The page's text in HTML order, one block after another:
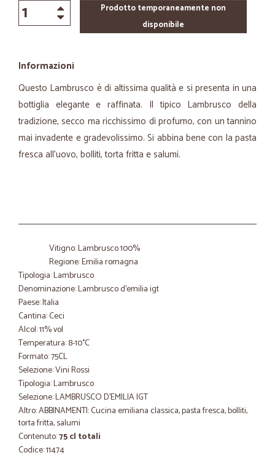
Prodotto temporaneamente non
disponibile
Informazioni
Questo Lambrusco è di altissima qualità e si presenta in una
bottiglia elegante e raffinata. Il tipico Lambrusco della
tradizione, secco ma ricchissimo di profumo, con un tannino
mai invadente e gradevolissimo. Si abbina bene con la pasta
fresca all’uovo, bolliti, torta fritta e salumi.
Vitigno: Lambrusco 100%
Regione: Emilia romagna
Tipologia: Lambrusco
Denominazione: Lambrusco d'emilia igt
Paese: Italia
Cantina: Ceci
Alcol: 11% vol
Temperatura: 8-10°C
Formato: 75CL
Selezione: Vini Rossi
Tipologia: Lambrusco
Selezione: LAMBRUSCO D'EMILIA IGT
Altro: ABBINAMENTI: Cucina emiliana classica, pasta fresca, bolliti,
torta fritta, salumi
Contenuto:75 cl totali
Codice: 11474